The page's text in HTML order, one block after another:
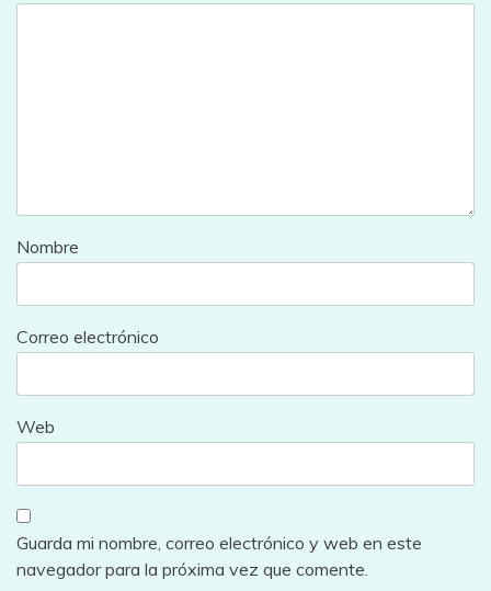
Nombre
Correo electrónico
Web
Guarda mi nombre, correo electrónico y web en este
navegador para la próxima vez que comente.